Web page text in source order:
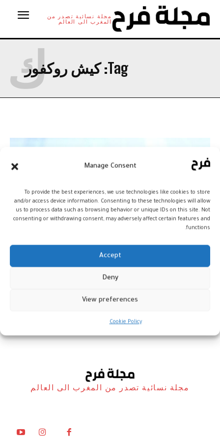
Manage Consent
To provide the best experiences, we use technologies like cookies to store
and/or access device information. Consenting to these technologies will allow
us to process data such as browsing behavior or unique IDs on this site. Not
consenting or withdrawing consent, may adversely affect certain features and
functions.
Accept
Deny
View preferences
Cookie Policy
مجلة نسائية تصدر من
المغرب الى العالم
Tag: كيش روكفور
ك
كيش بالجبن: وصفة غنية بطعم
مجلة نسائية تصدر من المغرب الى العالم